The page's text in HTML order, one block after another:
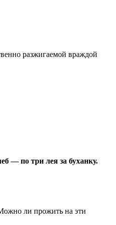
разжигаемой враждой
— по три лея за буханку.
ли прожить на эти